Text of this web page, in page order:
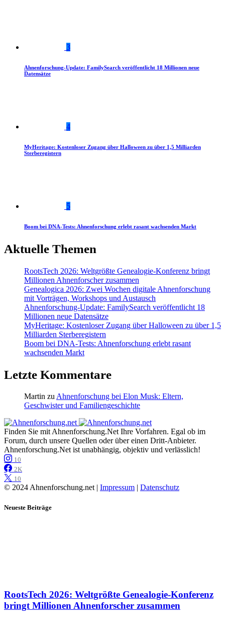
3
Ahnenforschung-Update: FamilySearch veröffentlicht 18 Millionen neue
Datensätze
4
MyHeritage: Kostenloser Zugang über Halloween zu über 1,5 Milliarden
Sterberegistern
5
Boom bei DNA-Tests: Ahnenforschung erlebt rasant wachsenden Markt
Aktuelle Themen
RootsTech 2026: Weltgrößte Genealogie-Konferenz bringt
Millionen Ahnenforscher zusammen
Genealogica 2026: Zwei Wochen digitale Ahnenforschung
mit Vorträgen, Workshops und Austausch
Ahnenforschung-Update: FamilySearch veröffentlicht 18
Millionen neue Datensätze
MyHeritage: Kostenloser Zugang über Halloween zu über 1,5
Milliarden Sterberegistern
Boom bei DNA-Tests: Ahnenforschung erlebt rasant
wachsenden Markt
Letzte Kommentare
Martin zu Ahnenforschung bei Elon Musk: Eltern,
Geschwister und Familiengeschichte
Finden Sie mit Ahnenforschung.Net Ihre Vorfahren. Egal ob im
Forum, durch unsere Quellen oder über einen Dritt-Anbieter.
Ahnenforschung.Net ist unabhängig, objektiv und verlässlich!
10
2K
10
© 2024 Ahnenforschung.net | Impressum | Datenschutz
Neueste Beiträge
RootsTech 2026: Weltgrößte Genealogie-Konferenz
bringt Millionen Ahnenforscher zusammen